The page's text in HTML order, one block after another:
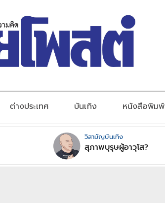
ต่างประเทศ บันเทิง หนังสือพิมพ์
วิสามัญบันเทิง
สุภาพบุรุษผู้อาวุโส?